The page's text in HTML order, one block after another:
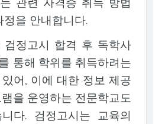
을 안내합니다.
검정고시 합격 후 독학사
통해 학위를 취득하려는
어, 이에 대한 정보 제공
을 운영하는 전문학교도
다. 검정고시는 교육의